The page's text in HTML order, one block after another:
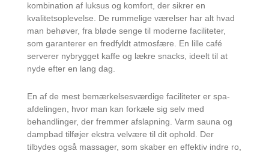
kombination af luksus og komfort, der sikrer en
kvalitetsoplevelse. De rummelige værelser har alt hvad
man behøver, fra bløde senge til moderne faciliteter,
som garanterer en fredfyldt atmosfære. En lille café
serverer nybrygget kaffe og lækre snacks, ideelt til at
nyde efter en lang dag.
En af de mest bemærkelsesværdige faciliteter er spa-
afdelingen, hvor man kan forkæle sig selv med
behandlinger, der fremmer afslapning. Varm sauna og
dampbad tilføjer ekstra velvære til dit ophold. Der
tilbydes også massager, som skaber en effektiv indre ro,